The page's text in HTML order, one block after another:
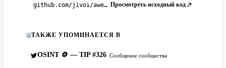
github.com/jivoi/awesome-osint Просмотреть исходный код
ТАКЖЕ УПОМИНАЕТСЯ В
OSINT 🪙 — TIP #326 Сообщение сообщества